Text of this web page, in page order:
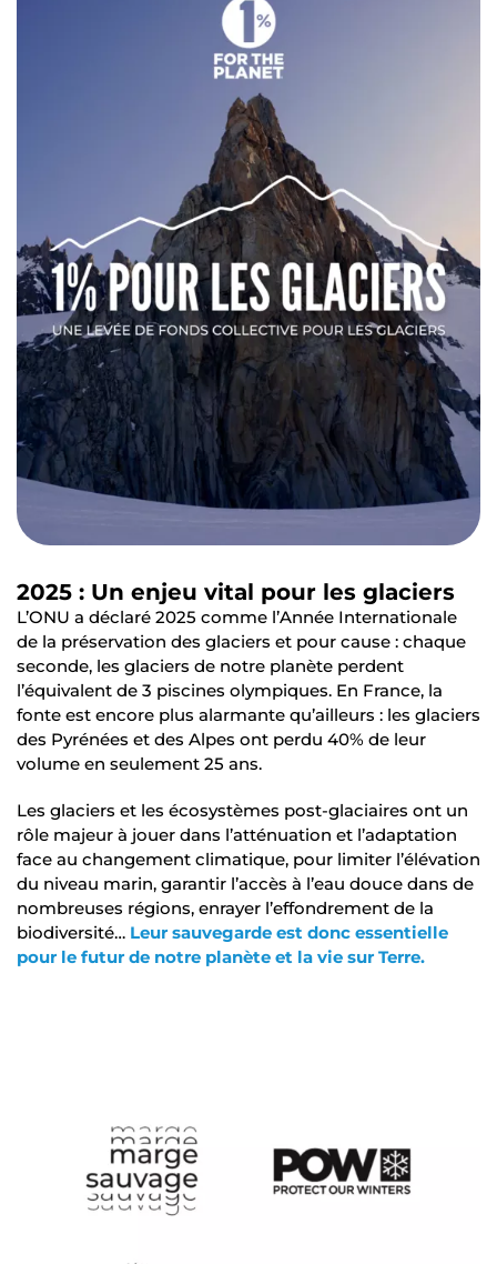
2025 : Un enjeu vital pour les glaciers
L’ONU a déclaré 2025 comme l’Année Internationale
de la préservation des glaciers et pour cause : chaque
seconde, les glaciers de notre planète perdent
l’équivalent de 3 piscines olympiques. En France, la
fonte est encore plus alarmante qu’ailleurs : les glaciers
des Pyrénées et des Alpes ont perdu 40% de leur
volume en seulement 25 ans.
Les glaciers et les écosystèmes post-glaciaires ont un
rôle majeur à jouer dans l’atténuation et l’adaptation
face au changement climatique, pour limiter l’élévation
du niveau marin, garantir l’accès à l’eau douce dans de
nombreuses régions, enrayer l’effondrement de la
biodiversité… Leur sauvegarde est donc essentielle
pour le futur de notre planète et la vie sur Terre.